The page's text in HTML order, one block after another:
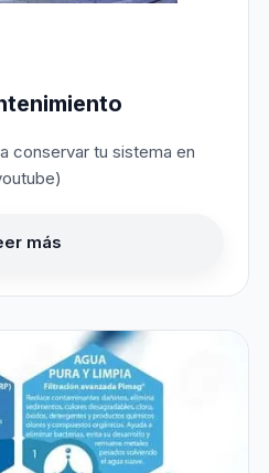
conservar tu sistema en
más